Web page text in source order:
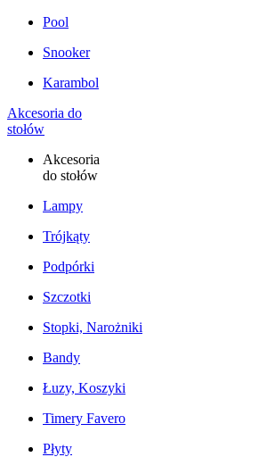
Pool
Snooker
Karambol
Akcesoria do
stołów
Akcesoria
do stołów
Lampy
Trójkąty
Podpórki
Szczotki
Stopki, Narożniki
Bandy
Łuzy, Koszyki
Timery Favero
Płyty